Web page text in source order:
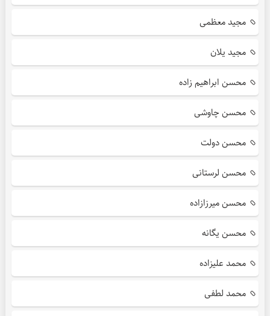
مجید معظمی
مجید یلان
محسن ابراهیم زاده
محسن چاوشی
محسن دولت
محسن لرستانی
محسن میرزازاده
محسن یگانه
محمد علیزاده
محمد لطفی